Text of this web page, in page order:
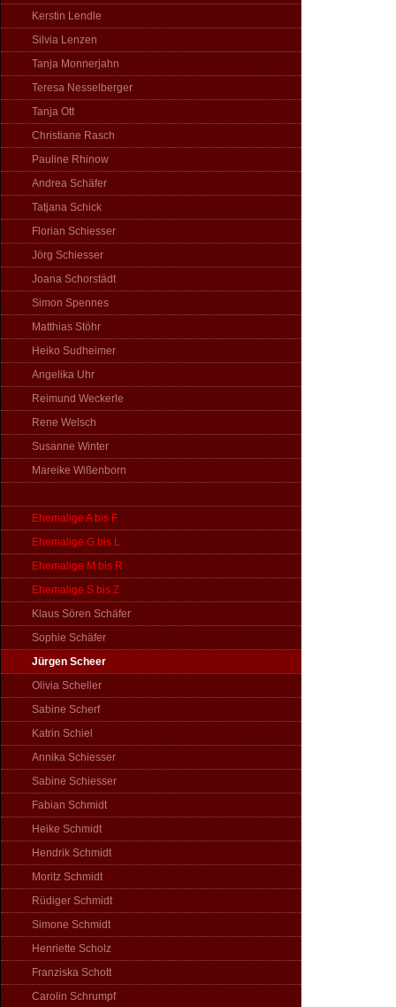
Kerstin Lendle
Silvia Lenzen
Tanja Monnerjahn
Teresa Nesselberger
Tanja Ott
Christiane Rasch
Pauline Rhinow
Andrea Schäfer
Tatjana Schick
Florian Schiesser
Jörg Schiesser
Joana Schorstädt
Simon Spennes
Matthias Stöhr
Heiko Sudheimer
Angelika Uhr
Reimund Weckerle
Rene Welsch
Susanne Winter
Mareike Wißenborn
Ehemalige A bis F
Ehemalige G bis L
Ehemalige M bis R
Ehemalige S bis Z
Klaus Sören Schäfer
Sophie Schäfer
Jürgen Scheer
Olivia Scheller
Sabine Scherf
Katrin Schiel
Annika Schiesser
Sabine Schiesser
Fabian Schmidt
Heike Schmidt
Hendrik Schmidt
Moritz Schmidt
Rüdiger Schmidt
Simone Schmidt
Henriette Scholz
Franziska Schott
Carolin Schrumpf